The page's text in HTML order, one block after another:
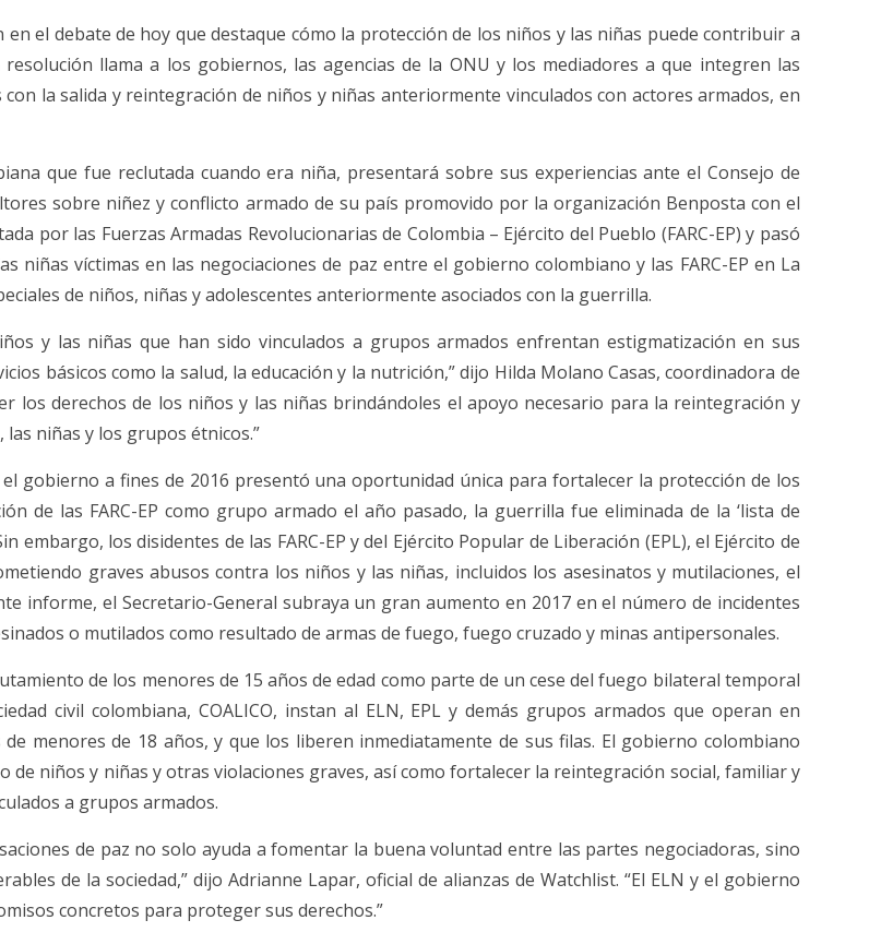
el debate de hoy que destaque cómo la protección de los niños y las niñas puede contribuir a
llama a los gobiernos, las agencias de la ONU y los mediadores a que integren las
la salida y reintegración de niños y niñas anteriormente vinculados con actores armados, en
que fue reclutada cuando era niña, presentará sobre sus experiencias ante el Consejo de
sobre niñez y conflicto armado de su país promovido por la organización Benposta con el
por las Fuerzas Armadas Revolucionarias de Colombia – Ejército del Pueblo (FARC-EP) y pasó
niñas víctimas en las negociaciones de paz entre el gobierno colombiano y las FARC-EP en La
de niños, niñas y adolescentes anteriormente asociados con la guerrilla.
y las niñas que han sido vinculados a grupos armados enfrentan estigmatización en sus
básicos como la salud, la educación y la nutrición,” dijo Hilda Molano Casas, coordinadora de
los derechos de los niños y las niñas brindándoles el apoyo necesario para la reintegración y
niñas y los grupos étnicos.”
el gobierno a fines de 2016 presentó una oportunidad única para fortalecer la protección de los
de las FARC-EP como grupo armado el año pasado, la guerrilla fue eliminada de la ‘lista de
embargo, los disidentes de las FARC-EP y del Ejército Popular de Liberación (EPL), el Ejército de
graves abusos contra los niños y las niñas, incluidos los asesinatos y mutilaciones, el
informe, el Secretario-General subraya un gran aumento en 2017 en el número de incidentes
o mutilados como resultado de armas de fuego, fuego cruzado y minas antipersonales.
de los menores de 15 años de edad como parte de un cese del fuego bilateral temporal
civil colombiana, COALICO, instan al ELN, EPL y demás grupos armados que operan en
menores de 18 años, y que los liberen inmediatamente de sus filas. El gobierno colombiano
niños y niñas y otras violaciones graves, así como fortalecer la reintegración social, familiar y
a grupos armados.
de paz no solo ayuda a fomentar la buena voluntad entre las partes negociadoras, sino
de la sociedad,” dijo Adrianne Lapar, oficial de alianzas de Watchlist. “El ELN y el gobierno
concretos para proteger sus derechos.”